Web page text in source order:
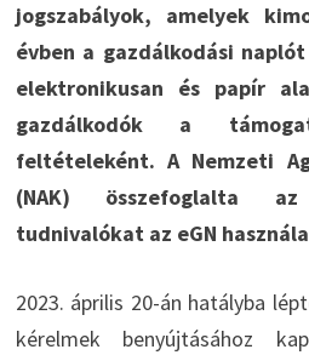
jogszabályok, amelyek
évben a gazdálkodási
elektronikusan és papír
gazdálkodók a
feltételeként. A Nemzeti
(NAK) összefoglalta
tudnivalókat az eGN
2023. április 20-án hatályba
kérelmek benyújtásához